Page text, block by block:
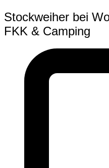
Stockweiher bei
FKK & Camping